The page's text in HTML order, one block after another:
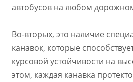
автобусов на любом
Во-вторых, это наличие
канавок, которые
курсовой устойчивости на
этом, каждая канавка